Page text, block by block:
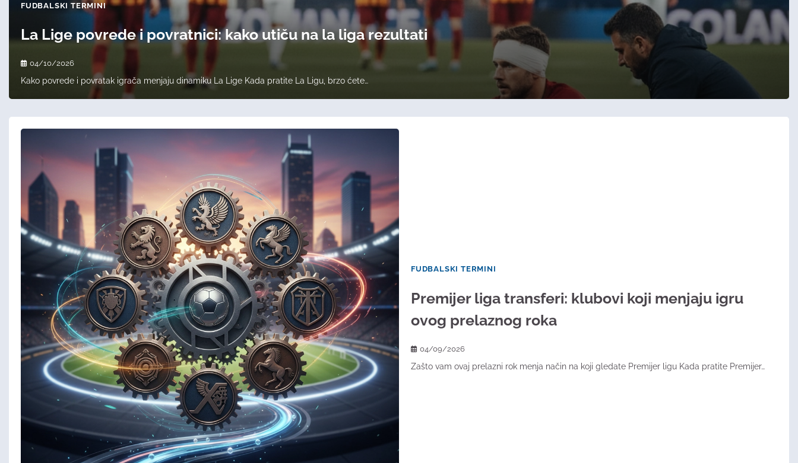
FUDBALSKI TERMINI
La Lige povrede i povratnici: kako utiču na la liga rezultati
04/10/2026
Kako povrede i povratak igrača menjaju dinamiku La Lige Kada pratite La Ligu, brzo ćete…
FUDBALSKI TERMINI
Premijer liga transferi: klubovi koji menjaju igru
ovog prelaznog roka
04/09/2026
Zašto vam ovaj prelazni rok menja način na koji gledate Premijer ligu Kada pratite Premijer…